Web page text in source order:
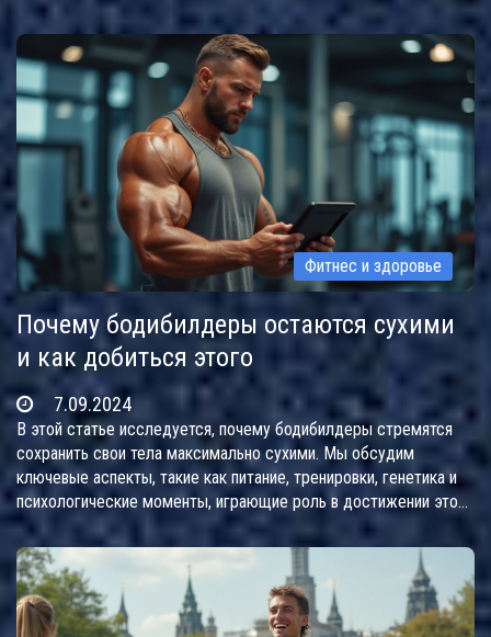
минусы каждого типа тренировки для эффективного похудения.
Также озвучены советы по их комбинированию для
достижения лучших результатов. Узнайте, как правильно
выбрать между кардио и силовыми упражнениями в
зависимости от ваших нужд.
Фитнес и здоровье
Почему бодибилдеры остаются сухими
и как добиться этого
7.09.2024
В этой статье исследуется, почему бодибилдеры стремятся
сохранить свои тела максимально сухими. Мы обсудим
ключевые аспекты, такие как питание, тренировки, генетика и
психологические моменты, играющие роль в достижении этой
цели. Также предоставим несколько полезных советов,
которые помогут вам добиться аналогичных результатов.